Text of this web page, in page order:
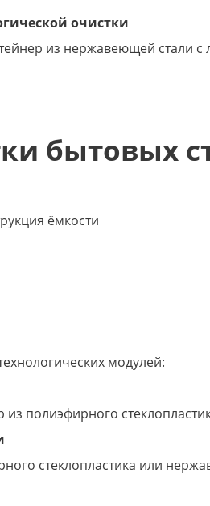
очистки
из нержавеющей стали
бытовых
ёмкости
модулей:
полиэфирного
стеклопластика или